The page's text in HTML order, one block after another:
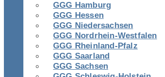
GGG Hamburg
GGG Hessen
GGG Niedersachsen
GGG Nordrhein-Westfalen
GGG Rheinland-Pfalz
GGG Saarland
GGG Sachsen